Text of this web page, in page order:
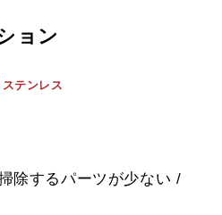
ョン
ステンレス
除するパーツが少ない